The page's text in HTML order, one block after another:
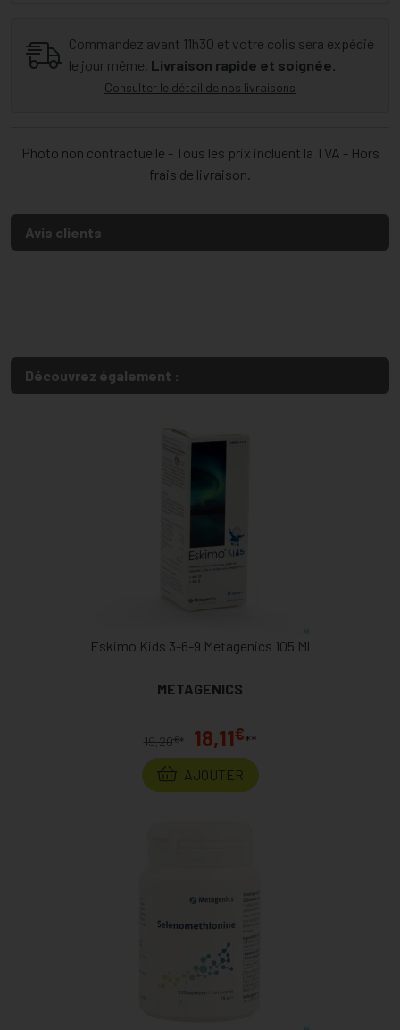
Commandez avant 11h30 et votre colis sera expédié
le jour même. Livraison rapide et soignée.
Consulter le détail de nos livraisons
Photo non contractuelle - Tous les prix incluent la TVA - Hors
frais de livraison.
Avis clients
Découvrez également :
Eskimo Kids 3-6-9 Metagenics 105 Ml
METAGENICS
19,20€ * 18,11€**
AJOUTER